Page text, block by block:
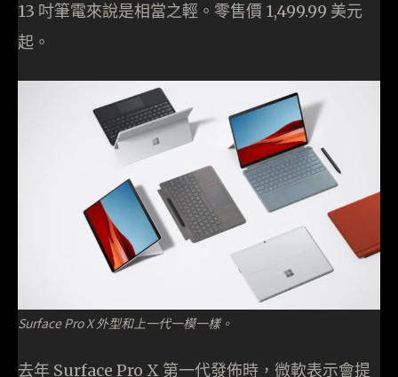
13 吋筆電來說是相當之輕。零售價 1,499.99 美元
起。
Surface Pro X 外型和上一代一模一樣。
去年 Surface Pro X 第一代發佈時，微軟表示會提